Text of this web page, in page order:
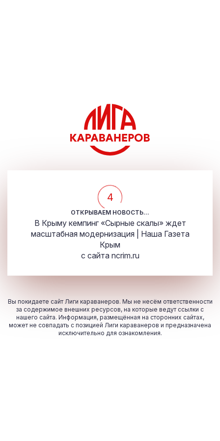
4
ОТКРЫВАЕМ НОВОСТЬ...
В Крыму кемпинг «Сырные скалы» ждет
масштабная модернизация | Наша Газета
Крым
с сайта ncrim.ru
Вы покидаете сайт Лиги караванеров. Мы не несём ответственности
за содержимое внешних ресурсов, на которые ведут ссылки с
нашего сайта. Информация, размещённая на сторонних сайтах,
может не совпадать с позицией Лиги караванеров и предназначена
исключительно для ознакомления.